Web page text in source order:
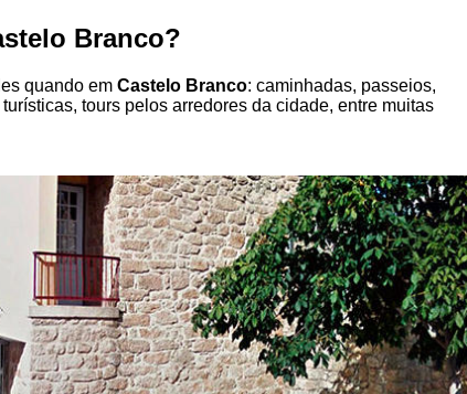
Branco?
quando em Castelo Branco: caminhadas, passeios,
tours pelos arredores da cidade, entre muitas